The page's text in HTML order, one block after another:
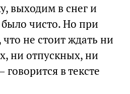
выходим в снег и
чисто. Но при
не стоит ждать ни
ни отпускных, ни
в тексте